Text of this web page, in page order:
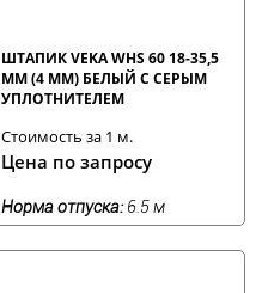
ШТАПИК VEKA WHS 60 18-35,5
ММ (4 ММ) БЕЛЫЙ С СЕРЫМ
УПЛОТНИТЕЛЕМ
Стоимость за 1 м.
Цена по запросу
Норма отпуска: 6.5 м